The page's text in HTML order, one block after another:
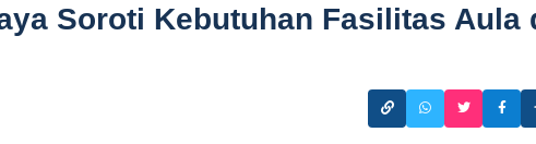
Soroti Kebutuhan Fasilitas Aula